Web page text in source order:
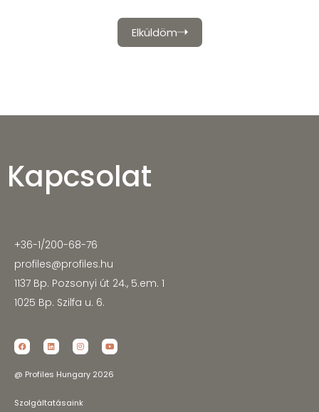
Elküldöm
Kapcsolat
+36-1/200-68-76
profiles@profiles.hu
1137 Bp. Pozsonyi út 24., 5.em. 1
1025 Bp. Szilfa u. 6.
@ Profiles Hungary 2026
Szolgáltatásaink